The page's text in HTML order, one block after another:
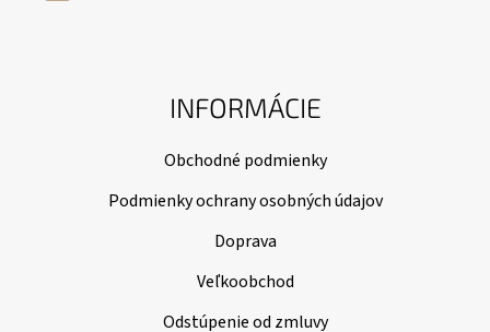
INFORMÁCIE
Obchodné podmienky
Podmienky ochrany osobných údajov
Doprava
Veľkoobchod
Odstúpenie od zmluvy